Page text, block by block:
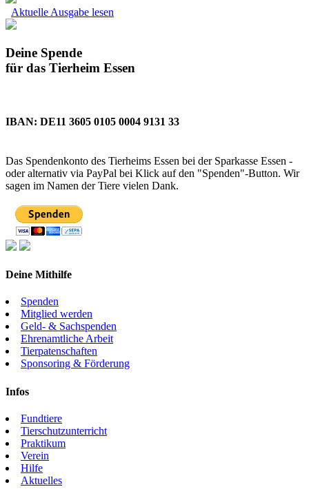
Aktuelle Ausgabe lesen
Deine Spende
für das Tierheim Essen
IBAN: DE11 3605 0105 0004 9131 33
Das Spendenkonto des Tierheims Essen bei der Sparkasse Essen -
oder alternativ via PayPal bei Klick auf den "Spenden"-Button. Wir
sagen im Namen der Tiere vielen Dank.
Deine Mithilfe
Spenden
Mitglied werden
Geld- & Sachspenden
Ehrenamtliche Arbeit
Tierpatenschaften
Sponsoring & Förderung
Infos
Fundtiere
Tierschutzunterricht
Praktikum
Verein
Hilfe
Aktuelles